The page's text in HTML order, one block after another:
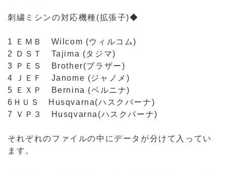
刺繍ミシンの対応機種(拡張子)◆
1 ＥＭＢ Wilcom (ウィルコム)
2 ＤＳＴ Tajima (タジマ)
3 ＰＥＳ Brother(ブラザー)
4 ＪＥＦ Janome (ジャノメ)
5 ＥＸＰ Bernina (ベルニナ)
6ＨＵＳ Husqvarna(ハスクバーナ)
7 ＶＰ３ Husqvarna(ハスクバーナ)
それぞれのファイルの中にデータが分けて入ってい
ます。